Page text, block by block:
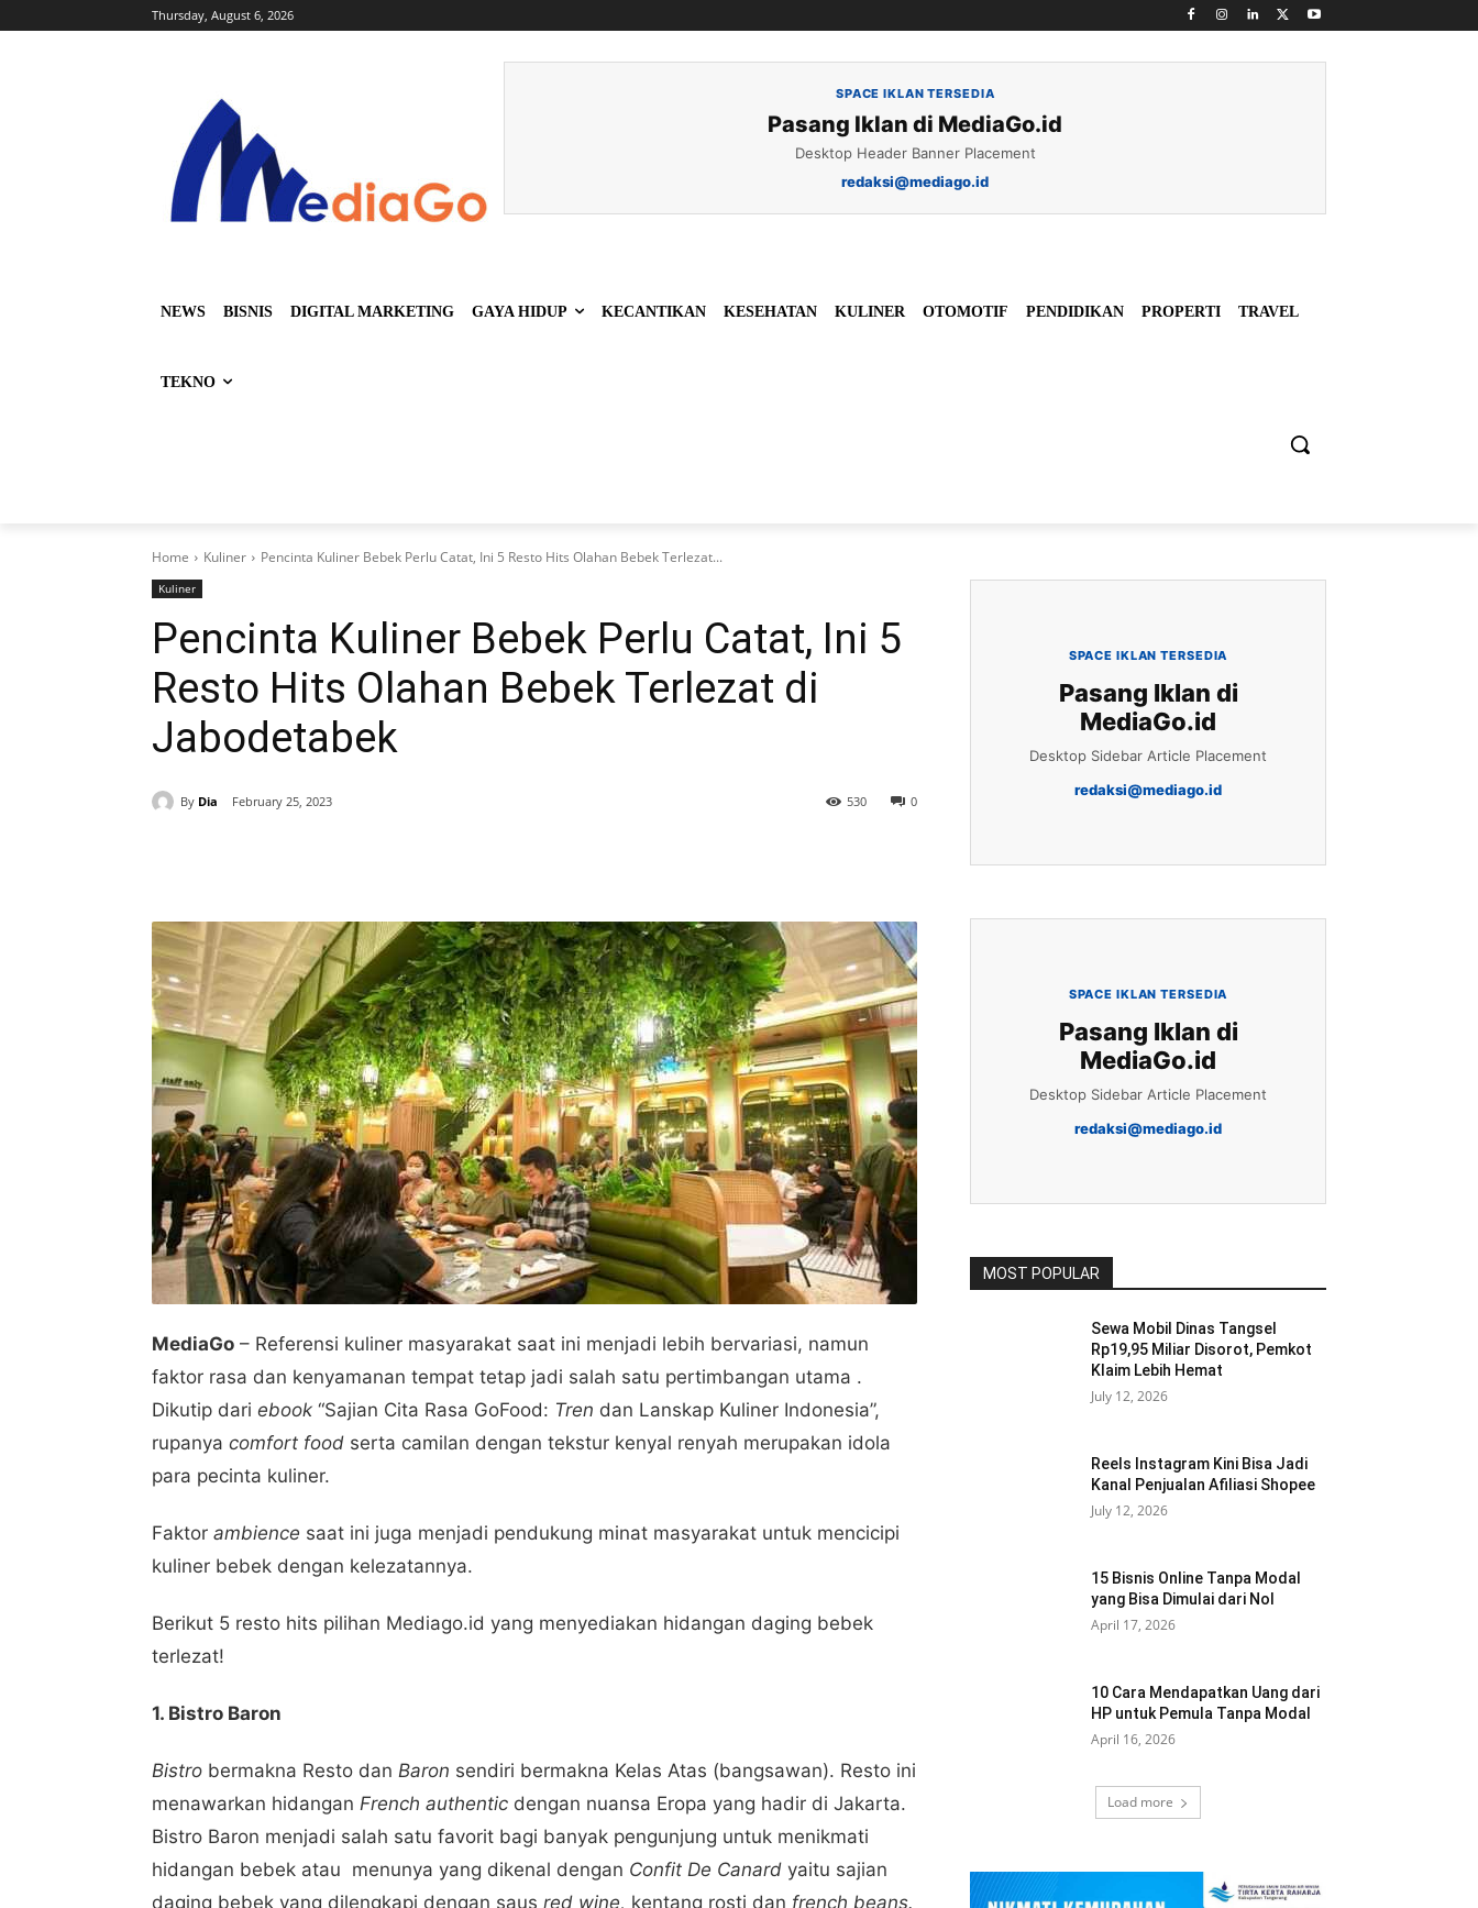
Thursday, August 6, 2026
SPACE IKLAN TERSEDIA
Pasang Iklan di MediaGo.id
Desktop Header Banner Placement
redaksi@mediago.id
NEWS BISNIS DIGITAL MARKETING GAYA HIDUP KECANTIKAN KESEHATAN KULINER OTOMOTIF PENDIDIKAN PROPERTI TRAVEL
TEKNO
Home Kuliner Pencinta Kuliner Bebek Perlu Catat, Ini 5 Resto Hits Olahan Bebek Terlezat...
Kuliner
Pencinta Kuliner Bebek Perlu Catat, Ini 5
Resto Hits Olahan Bebek Terlezat di
Jabodetabek
By Dia February 25, 2023 0
530
MediaGo – Referensi kuliner masyarakat saat ini menjadi lebih bervariasi, namun
faktor rasa dan kenyamanan tempat tetap jadi salah satu pertimbangan utama .
Dikutip dari ebook “Sajian Cita Rasa GoFood: Tren dan Lanskap Kuliner Indonesia”,
rupanya comfort food serta camilan dengan tekstur kenyal renyah merupakan idola
para pecinta kuliner.
Faktor ambience saat ini juga menjadi pendukung minat masyarakat untuk mencicipi
kuliner bebek dengan kelezatannya.
Berikut 5 resto hits pilihan Mediago.id yang menyediakan hidangan daging bebek
terlezat!
1. Bistro Baron
Bistro bermakna Resto dan Baron sendiri bermakna Kelas Atas (bangsawan). Resto ini
menawarkan hidangan French authentic dengan nuansa Eropa yang hadir di Jakarta.
Bistro Baron menjadi salah satu favorit bagi banyak pengunjung untuk menikmati
hidangan bebek atau menunya yang dikenal dengan Confit De Canard yaitu sajian
daging bebek yang dilengkapi dengan saus red wine, kentang rosti dan french beans.
SPACE IKLAN TERSEDIA
Pasang Iklan di
MediaGo.id
Desktop Sidebar Article Placement
redaksi@mediago.id
SPACE IKLAN TERSEDIA
Pasang Iklan di
MediaGo.id
Desktop Sidebar Article Placement
redaksi@mediago.id
MOST POPULAR
Sewa Mobil Dinas Tangsel
Rp19,95 Miliar Disorot, Pemkot
Klaim Lebih Hemat
July 12, 2026
Reels Instagram Kini Bisa Jadi
Kanal Penjualan Afiliasi Shopee
July 12, 2026
15 Bisnis Online Tanpa Modal
yang Bisa Dimulai dari Nol
April 17, 2026
10 Cara Mendapatkan Uang dari
HP untuk Pemula Tanpa Modal
April 16, 2026
Load more